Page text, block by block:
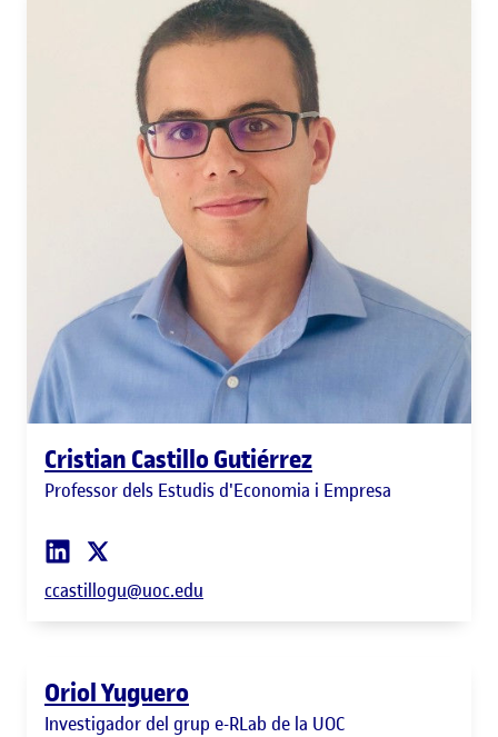
Cristian Castillo Gutiérrez
Professor dels Estudis d'Economia i Empresa
ccastillogu@uoc.edu
Oriol Yuguero
Investigador del grup e-RLab de la UOC